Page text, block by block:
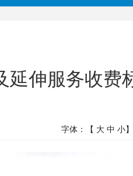
延伸服务收费
字体：【 大 中 小】